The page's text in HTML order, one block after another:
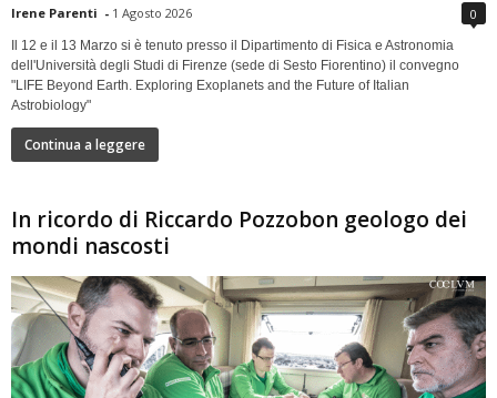
Irene Parenti - 1 Agosto 2026 0
Il 12 e il 13 Marzo si è tenuto presso il Dipartimento di Fisica e Astronomia
dell'Università degli Studi di Firenze (sede di Sesto Fiorentino) il convegno
"LIFE Beyond Earth. Exploring Exoplanets and the Future of Italian
Astrobiology"
Continua a leggere
In ricordo di Riccardo Pozzobon geologo dei
mondi nascosti